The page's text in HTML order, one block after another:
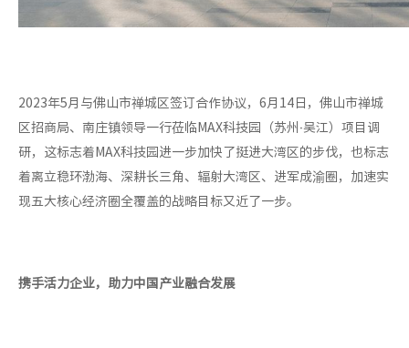
2023年5月与佛山市禅城区签订合作协议，6月14日，佛山市禅城
区招商局、南庄镇领导一行莅临MAX科技园（苏州·吴江）项目调
研，这标志着MAX科技园进一步加快了挺进大湾区的步伐，也标志
着离立稳环渤海、深耕长三角、辐射大湾区、进军成渝圈，加速实
现五大核心经济圈全覆盖的战略目标又近了一步。
携手活力企业，助力中国产业融合发展